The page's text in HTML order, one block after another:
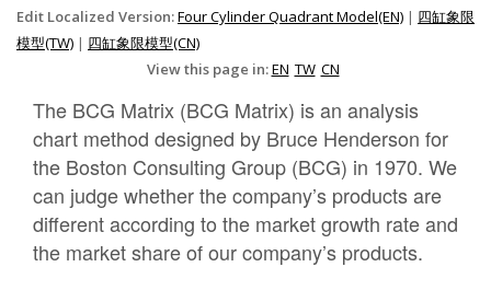
Edit Localized Version:Four Cylinder Quadrant Model(EN) | 四缸象限
模型(TW) | 四缸象限模型(CN)
View this page in:EN TW CN
The BCG Matrix (BCG Matrix) is an analysis
chart method designed by Bruce Henderson for
the Boston Consulting Group (BCG) in 1970. We
can judge whether the company’s products are
different according to the market growth rate and
the market share of our company’s products.